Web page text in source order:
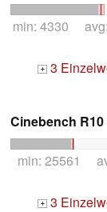
min: 4330
+ 3
Cinebench R10
min: 25561
+ 3